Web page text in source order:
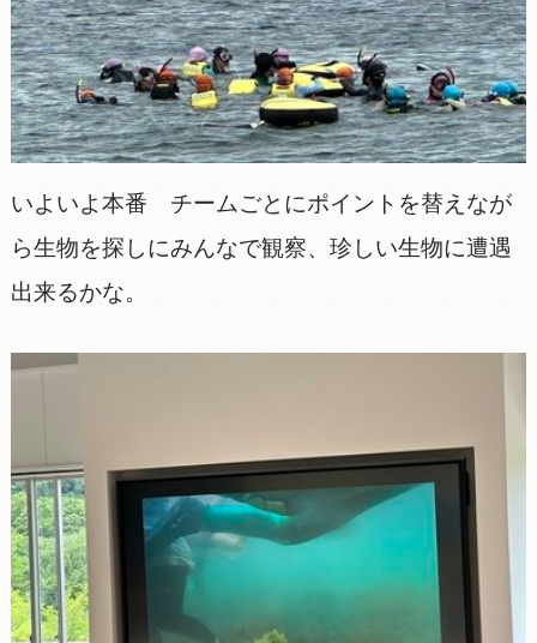
いよいよ本番 チームごとにポイントを替えなが
ら生物を探しにみんなで観察、珍しい生物に遭遇
出来るかな。